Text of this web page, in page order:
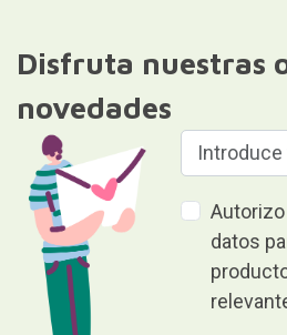
Disfruta nuestras
novedades
datos